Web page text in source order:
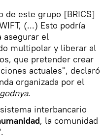
de este grupo [BRICS]
(...) Esto podría
asegurar el
multipolar y liberar al
que pretender crear
actuales", declaró
organizada por el
.
interbancario
, la comunidad